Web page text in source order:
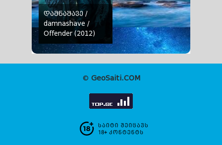
დამნაშავე /
damnashave /
Offender (2012)
© GeoSaiti.COM